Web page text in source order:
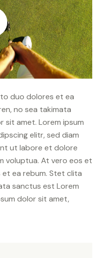
duo dolores et ea
no sea takimata
sit amet. Lorem ipsum
elitr, sed diam
ut labore et dolore
voluptua. At vero eos et
ea rebum. Stet clita
sanctus est Lorem
dolor sit amet,